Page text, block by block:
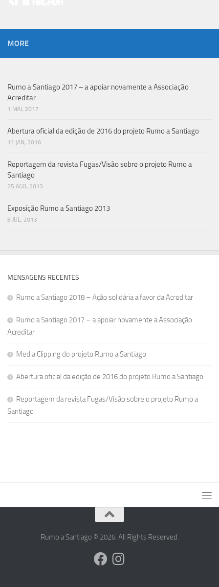
MORE
Rumo a Santiago 2017 – a apoiar novamente a Associação
Acreditar
1 MAI, 2017
Abertura oficial da edição de 2016 do projeto Rumo a Santiago
11 JAN, 2016
Reportagem da revista Fugas/Visão sobre o projeto Rumo a
Santiago
25 AGO, 2013
Exposição Rumo a Santiago 2013
8 JUL, 2013
MENSAGENS RECENTES
Rumo a Santiago 2018 – Ação solidária a favor da Acreditar
Rumo a Santiago 2017 – a apoiar novamente a Associação
Acreditar
Media Clipping do projeto Rumo a Santiago
Abertura oficial da edição de 2016 do projeto Rumo a Santiago
Reportagem da revista Fugas/Visão sobre o projeto Rumo a
Santiago
Rumo a Santiago © 2026. All Rights Reserved.